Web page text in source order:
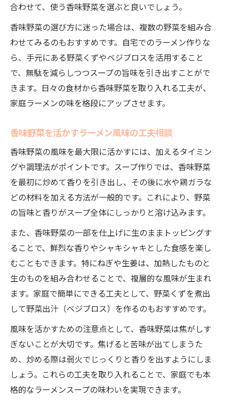
エコなラーメン相談が広げる香味野菜の世
界
ラーメンスープ相談で香味野菜を無駄なく
使う
相談事例に学ぶベジブロスのスープ活用術
香味野菜とは何か？ラーメンでの役割を解説
ラーメン相談から知る香味野菜の基本知識
相談で明かすラーメンの香味野菜の効果
香味野菜相談で風味と栄養を両立させる
香味野菜相談で分かるラーメンの奥深さ
毎日ラーメンが健康に与える影響と対策
相談で考える毎日ラーメンの健康リスク
香味野菜相談で栄養バランスを見直す方法
ラーメン相談で健康志向の食事に近づく
相談事例に学ぶ香味野菜の健康効果
ラーメン相談で摂取量と健康対策を両立
風味豊かなラーメンへ導く相談事例集
香味野菜相談で風味アップの実例を紹介
ラーメン相談で見つけた香味野菜の使い方
香味野菜相談で叶えるこだわりの味作り
相談に基づく香味野菜のラーメンアレンジ
ラーメン相談で香味野菜の組み合わせを学
ぶ
合わせて、使う香味野菜を選ぶと良いでしょう。
香味野菜の選び方に迷った場合は、複数の野菜を組み合
わせてみるのもおすすめです。自宅でのラーメン作りな
ら、手元にある野菜くずやベジブロスを活用すること
で、無駄を減らしつつスープの旨味を引き出すことがで
きます。日々の食材から香味野菜を取り入れる工夫が、
家庭ラーメンの味を格段にアップさせます。
香味野菜を活かすラーメン風味の工夫相談
香味野菜の風味を最大限に活かすには、加えるタイミン
グや調理法がポイントです。スープ作りでは、香味野菜
を最初に炒めて香りを引き出し、その後に水や鶏ガラな
どの材料を加える方法が一般的です。これにより、野菜
の旨味と香りがスープ全体にしっかりと溶け込みます。
また、香味野菜の一部を仕上げに生のままトッピングす
ることで、鮮烈な香りやシャキシャキとした食感を楽し
むこともできます。特にねぎや生姜は、加熱したものと
生のものを組み合わせることで、複層的な風味が生まれ
ます。家庭で簡単にできる工夫として、野菜くずを煮出
して野菜出汁（ベジブロス）を作るのもおすすめです。
風味を活かすための注意点として、香味野菜は焦がしす
ぎないことが大切です。焦げると苦味が出てしまうた
め、炒める際は弱火でじっくりと香りを出すようにしま
しょう。これらの工夫を取り入れることで、家庭でも本
格的なラーメンスープの味わいを実現できます。